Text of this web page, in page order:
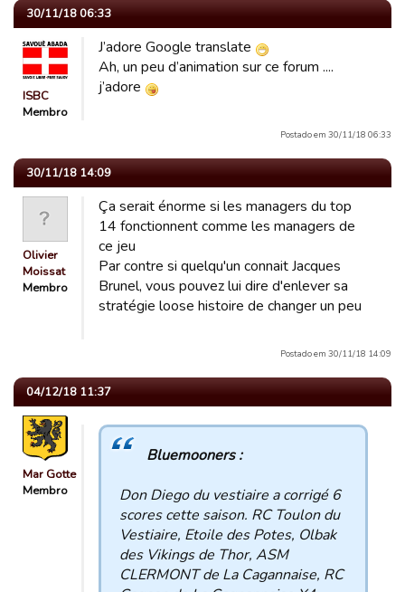
30/11/18 06:33
ISBC
Membro
J’adore Google translate
Ah, un peu d’animation sur ce forum ....
j’adore
Postado em 30/11/18 06:33
30/11/18 14:09
Olivier
Moissat
Membro
Ça serait énorme si les managers du top
14 fonctionnent comme les managers de
ce jeu
Par contre si quelqu'un connait Jacques
Brunel, vous pouvez lui dire d'enlever sa
stratégie loose histoire de changer un peu
Postado em 30/11/18 14:09
04/12/18 11:37
Mar Gotte
Membro
Bluemooners :
Don Diego du vestiaire a corrigé 6
scores cette saison. RC Toulon du
Vestiaire, Etoile des Potes, Olbak
des Vikings de Thor, ASM
CLERMONT de La Cagannaise, RC